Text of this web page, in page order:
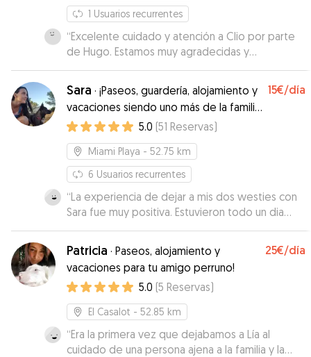
1 Usuarios recurrentes
“Excelente cuidado y atención a Clio por parte
de Hugo. Estamos muy agradecidas y
contentas.”
Sara · ¡Paseos, guardería, alojamiento y
vacaciones siendo uno más de la familia!
!Amantes de los animales!
15€/día
5.0 (51 Reservas)
Miami Playa - 52.75 km
6 Usuarios recurrentes
“La experiencia de dejar a mis dos westies con
Sara fue muy positiva. Estuvieron todo un dia
entero a su cargo y todo transcurrió con total
normalidad. Los encontré contentos y relajados
lo que demuestra el buen trato y cuidado que
recibieron. Sin duda una experiencia que
repetiria. Sara es una persona simpática y muy
agradable que quiere mucho a los animales, con
experiencia en su cuidado y una cosa que
aprecio mucho es que es muy cercana y esta
abierta al contacto todas las veces que lo
Patricia · Paseos, alojamiento y
vacaciones para tu amigo perruno!
25€/día
5.0 (5 Reservas)
El Casalot - 52.85 km
“Era la primera vez que dejabamos a Lía al
cuidado de una persona ajena a la familia y la